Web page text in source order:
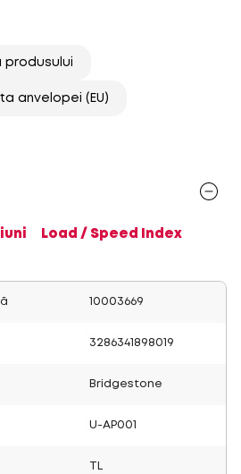
produsului
anvelopei (EU)
Load / Speed Index
10003669
3286341898019
Bridgestone
U-AP001